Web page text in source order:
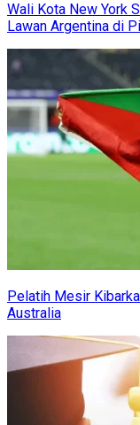
Wali Kota New York
Lawan Argentina di
Pelatih Mesir
Australia